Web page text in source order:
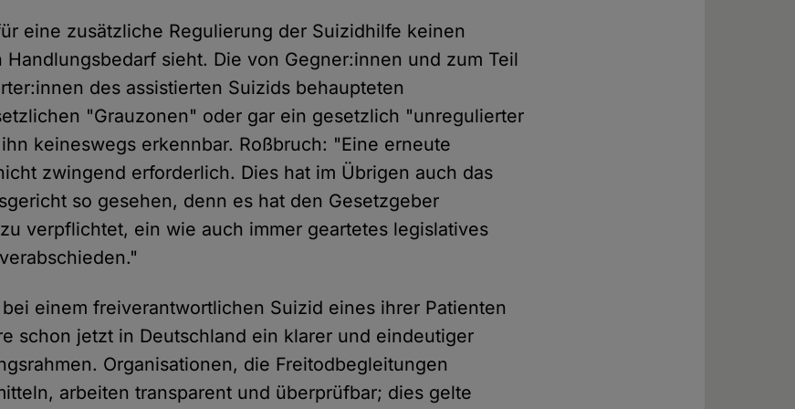
eine zusätzliche Regulierung der Suizidhilfe keinen
sieht. Die von Gegner:innen und zum Teil
des assistierten Suizids behaupteten
"Grauzonen" oder gar ein gesetzlich "unregulierter
keineswegs erkennbar. Roßbruch: "Eine erneute
zwingend erforderlich. Dies hat im Übrigen auch das
so gesehen, denn es hat den Gesetzgeber
verpflichtet, ein wie auch immer geartetes legislatives
einem freiverantwortlichen Suizid eines ihrer Patienten
schon jetzt in Deutschland ein klarer und eindeutiger
Organisationen, die Freitodbegleitungen
arbeiten transparent und überprüfbar; dies gelte